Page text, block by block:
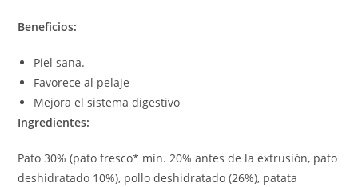
Beneficios:
Piel sana.
Favorece al pelaje
Mejora el sistema digestivo
Ingredientes:
Pato 30% (pato fresco* mín. 20% antes de la extrusión, pato
deshidratado 10%), pollo deshidratado (26%), patata